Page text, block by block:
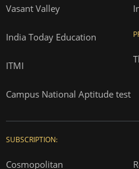
Vasant Valley
India Today Education
ITMI
Campus National Aptitude test
SUBSCRIPTION:
Cosmopolitan